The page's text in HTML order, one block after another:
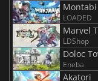
Montabi
LOADED
Marvel
LDShop
Doloc
Eneba
Akatori